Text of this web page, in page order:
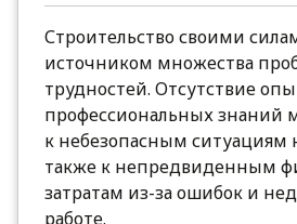
Строительство своими
источником множества
трудностей. Отсутствие
профессиональных знаний
к небезопасным ситуациям
также к непредвиденным
затратам из-за ошибок и
работе.